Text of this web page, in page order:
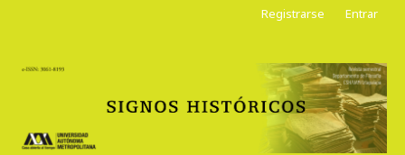
Registrarse Entrar